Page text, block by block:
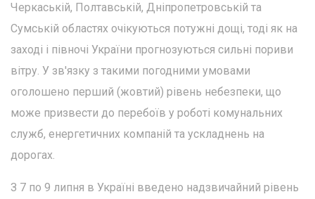
Черкаській, Полтавській, Дніпропетровській та
Сумській областях очікуються потужні дощі, тоді як на
заході і півночі України прогнозуються сильні пориви
вітру. У зв'язку з такими погодними умовами
оголошено перший (жовтий) рівень небезпеки, що
може призвести до перебоїв у роботі комунальних
служб, енергетичних компаній та ускладнень на
дорогах.
З 7 по 9 липня в Україні введено надзвичайний рівень